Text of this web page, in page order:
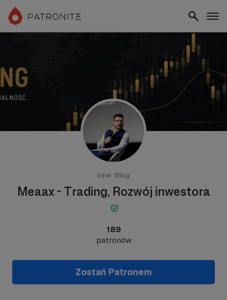
Inne Blog
Meaax - Trading, Rozwój inwestora
189
patronów
Zostań Patronem